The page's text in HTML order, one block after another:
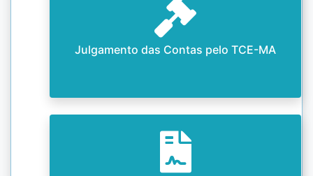
Julgamento das Contas pelo TCE-MA